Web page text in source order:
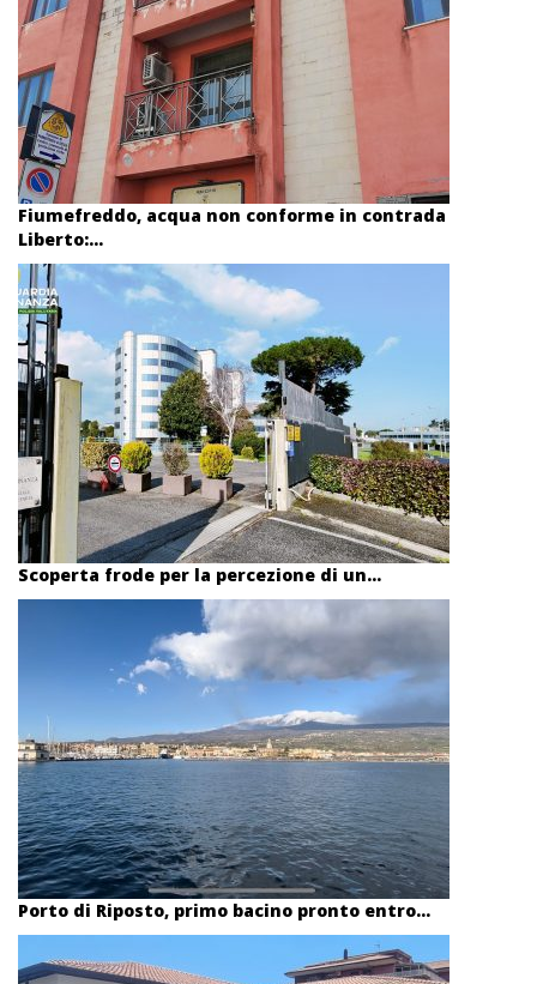
Fiumefreddo, acqua non conforme in contrada
Liberto:...
Scoperta frode per la percezione di un...
Porto di Riposto, primo bacino pronto entro...